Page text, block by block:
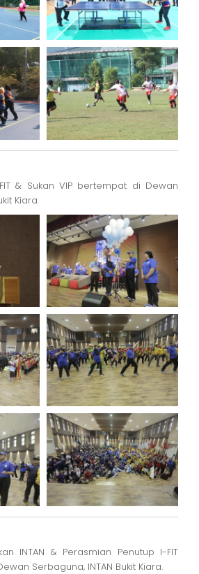
& Sukan VIP bertempat di Dewan
Kiara.
INTAN & Perasmian Penutup I-FIT
Serbaguna, INTAN Bukit Kiara.